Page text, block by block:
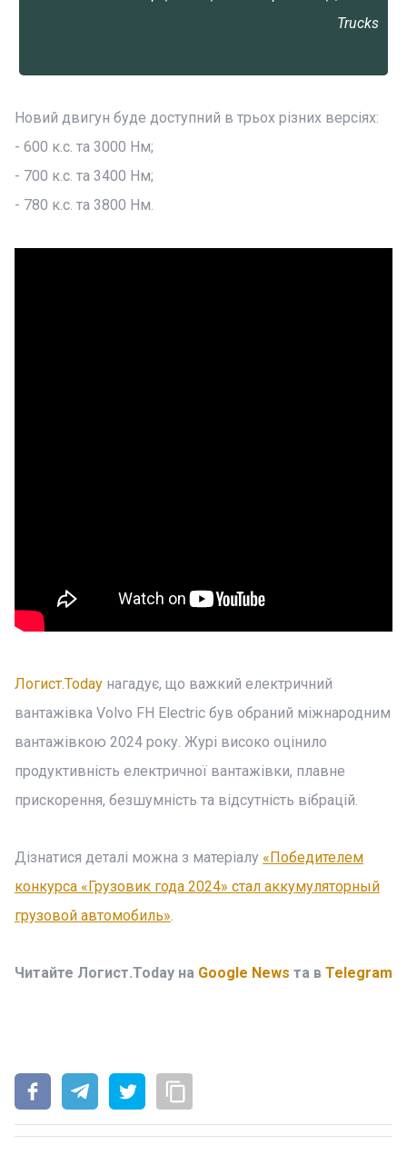
Trucks
Новий двигун буде доступний в трьох різних версіях:
- 600 к.с. та 3000 Нм;
- 700 к.с. та 3400 Нм;
- 780 к.с. та 3800 Нм.
Логист.Today нагадує, що важкий електричний
вантажівка Volvo FH Electric був обраний міжнародним
вантажівкою 2024 року. Журі високо оцінило
продуктивність електричної вантажівки, плавне
прискорення, безшумність та відсутність вібрацій.
Дізнатися деталі можна з матеріалу «Победителем
конкурса «Грузовик года 2024» стал аккумуляторный
грузовой автомобиль».
Читайте Логист.Today на Google News та в Telegram